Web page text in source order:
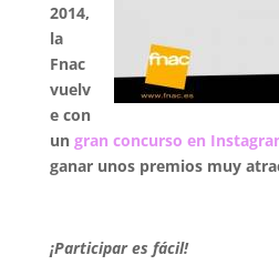
2014,
la
Fnac
vuelv
e con
un gran concurso en
ganar unos premios muy
¡Participar es fácil!